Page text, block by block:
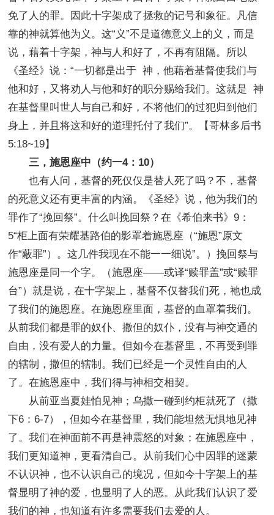
免了人的罪。因此十字架成了拯救的记号和象征。凡信
靠的神就算他为义。这“义”不是道德意义上的义，而是
说，藉着十字架，神与人和好了，不再有阻隔。所以
《圣经》说：“一切都是出于 神，他藉着基督使我们与
他和好，又将劝人与他和好的职分赐给我们。这就是 神
在基督里叫世人与自己和好，不将他们的过犯归到他们
身上，并且将这和好的道理托付了我们”。【哥林多后书
5:18~19】
三，施恩座中（约一4：10）
也有人问，基督的死仅仅是替人死了吗？不，基督
的死意义还有更丰富的内涵。《圣经》说，他为我们的
罪作了“挽回祭”。什么叫挽回祭？在《希伯来书》9：
5“柜上面有荣耀基路伯的影罩着施恩座（“施恩”原文
作“蔽罪”）。这几件我现在不能一一细说”。）挽回祭与
施恩座是同一个字。（施恩座——或译“赎罪盖”或“赎罪
台”）就是说，在十字架上，基督不仅替我们死，祂也成
了我们的施恩座。在施恩座里面，基督的血罩着我们。
从前我们都是罪的奴仆、撒但的奴仆，没有与神交通的
自由，没有爱人的力量。但如今在基督里，不再受到罪
的辖制，撒但的辖制。我们已经是一个灵性自由的人
了。在施恩座中，我们得与神相交相契。
从前亚当夏娃怕见神；乌撒一碰到约柜就死了（撒
下6：6-7），但如今在基督里，我们能坦然无惧地见神
了。我们在神面前不再是神震怒的对象；在施恩座中，
我们更知道神，更看清自己。从前我们心中因罪的迷蒙
不认识神，也不认识自己的境况，但如今十字架上的基
督显明了神的爱，也显明了人的恶。从此我们认识了爱
我们的神，也知道有许多需要我们去爱的人。